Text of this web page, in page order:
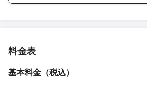
料金表
基本料金（税込）